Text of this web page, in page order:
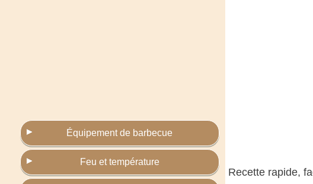
Équipement de barbecue
Feu et température
Recette rapide,